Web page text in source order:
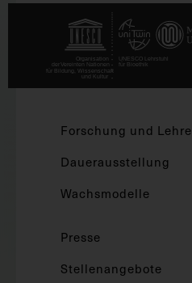
Forschung und Lehre
Dauerausstellung
Wachsmodelle
Presse
Stellenangebote